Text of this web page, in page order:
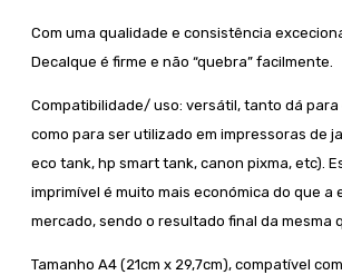
Com uma qualidade e consistência
Decalque é firme e não “quebra” facilmente.
Compatibilidade/ uso: versátil, tanto dá para
como para ser utilizado em impressoras de
eco tank, hp smart tank, canon pixma, etc).
imprimível é muito mais económica do que a
mercado, sendo o resultado final da mesma
Tamanho A4 (21cm x 29,7cm), compatível